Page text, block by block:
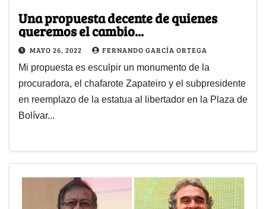
Una propuesta decente de quienes
queremos el cambio...
MAYO 26, 2022 FERNANDO GARCÍA ORTEGA
Mi propuesta es esculpir un monumento de la
procuradora, el chafarote Zapateiro y el subpresidente
en reemplazo de la estatua al libertador en la Plaza de
Bolívar...